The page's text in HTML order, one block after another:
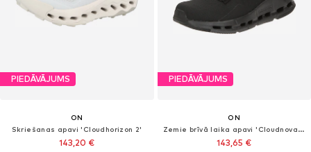
PIEDĀVĀJUMS
ON
Skriešanas apavi 'Cloudhorizon 2'
143,20 €
PIEDĀVĀJUMS
ON
Zemie brīvā laika apavi 'Cloudnova 2'
143,65 €